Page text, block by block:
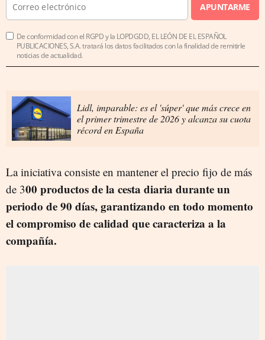
APUNTARME
De conformidad con el RGPD y la LOPDGDD, EL LEÓN DE EL ESPAÑOL
PUBLICACIONES, S.A. tratará los datos facilitados con la finalidad de remitirle
noticias de actualidad.
Lidl, imparable: es el 'súper' que más crece en
el primer trimestre de 2026 y alcanza su cuota
récord en España
La iniciativa consiste en mantener el precio fijo de más
de 300 productos de la cesta diaria durante un
periodo de 90 días, garantizando en todo momento
el compromiso de calidad que caracteriza a la
compañía.